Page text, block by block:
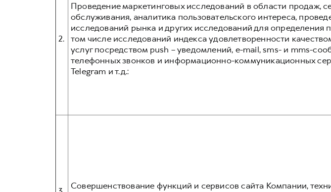
2.
Проведение маркетинговых исследований в области продаж,
обслуживания, аналитика пользовательского интереса,
исследований рынка и других исследований для определения
том числе исследований индекса удовлетворенности
услуг посредством push – уведомлений, e-mail, sms- и mms-
телефонных звонков и информационно-коммуникационных
Telegram и т.д.:
Совершенствование функций и сервисов сайта Компании,